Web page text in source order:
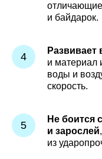
и байдарок.
Развивает
и материал
воды и
скорость.
Не боится
и зарослей
из